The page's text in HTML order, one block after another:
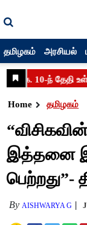
தமிழகம் அரசியல்
Home தமிழகம்
இத்தனை
பெற்றது”-
By AISHWARYA G